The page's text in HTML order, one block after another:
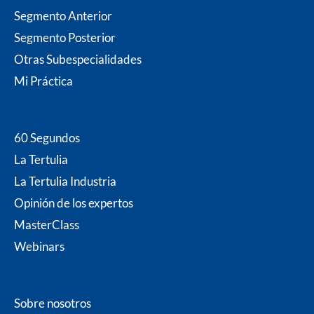
b
o
o
k
m
Segmento Anterior
Segmento Posterior
Otras Subespecialidades
Mi Práctica
60 Segundos
La Tertulia
La Tertulia Industria
Opinión de los expertos
MasterClass
Webinars
Sobre nosotros